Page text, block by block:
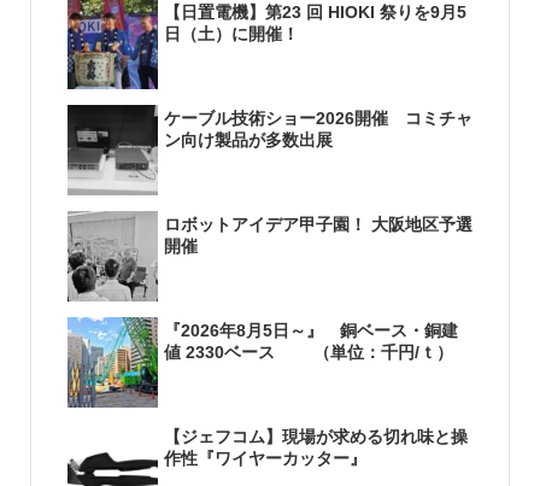
【日置電機】第23 回 HIOKI 祭りを9月5
日（土）に開催！
ケーブル技術ショー2026開催 コミチャ
ン向け製品が多数出展
ロボットアイデア甲子園！ 大阪地区予選
開催
『2026年8月5日～』 銅ベース・銅建
値 2330ベース （単位：千円/ｔ）
【ジェフコム】現場が求める切れ味と操
作性『ワイヤーカッター』